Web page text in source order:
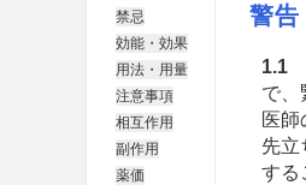
禁忌
効能・効果
用法・用量
注意事項
相互作用
副作用
薬価
警告
1.1
で、
医師
先立
する